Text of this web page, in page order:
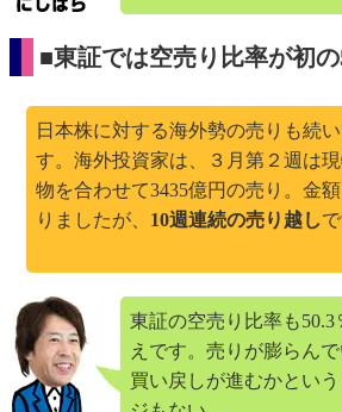
■東証では空売り比率が初の
日本株に対する海外勢の売りも続い
す。海外投資家は、３月第２週は
物を合わせて3435億円の売り。金
りましたが、 10週連続の売り越しで
東証の空売り比率も50.3
えです。売りが膨らん
買い戻しが進むかとい